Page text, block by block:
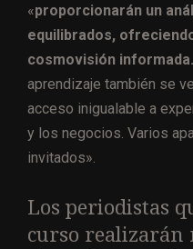
«proporcionarán un
equilibrados,
cosmovisión informada.
aprendizaje también se
acceso inigualable a
y los negocios. Varios
invitados».
Los periodistas
curso realizarán